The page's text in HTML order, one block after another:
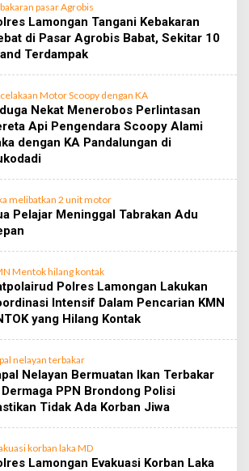
pasar Agrobis
Lamongan Tangani Kebakaran
di Pasar Agrobis Babat, Sekitar 10
Terdampak
Motor Scoopy dengan KA
Nekat Menerobos Perlintasan
Api Pengendara Scoopy Alami
dengan KA Pandalungan di
melibatkan 2 unit motor
Pelajar Meninggal Tabrakan Adu
Mentok hilang kontak
Polres Lamongan Lakukan
Intensif Dalam Pencarian KMN
yang Hilang Kontak
nelayan terbakar
Nelayan Bermuatan Ikan Terbakar
PPN Brondong Polisi
Tidak Ada Korban Jiwa
korban laka MD
Lamongan Evakuasi Korban Laka